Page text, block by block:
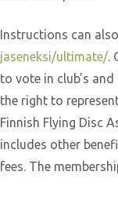
Instructions can
jaseneksi/ultimate/.
to vote in club’s
the right to
Finnish Flying Disc
includes other
fees. The